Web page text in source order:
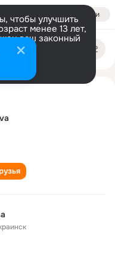
Войти
чтобы улучшить
менее 13 лет,
ваш законный